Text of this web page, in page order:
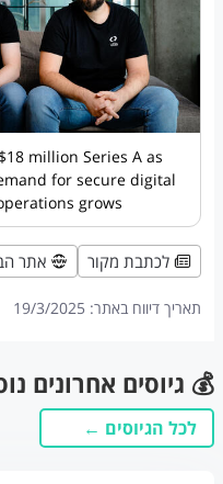
million Series A as
for secure digital
grows
לכתבת מקור אתר
תאריך דיווח באתר: 19/3/2025
💰 גיוסים אחרונים
לכל הגיוסים ←